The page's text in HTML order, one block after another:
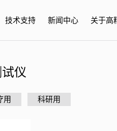
工博览会 、上海新国际博览中心· 浦东
技术支持 新闻中心 关于高
仪
用 科研用